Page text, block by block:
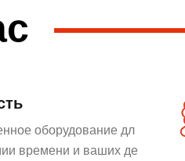
оборудование дл
времени и ваших де